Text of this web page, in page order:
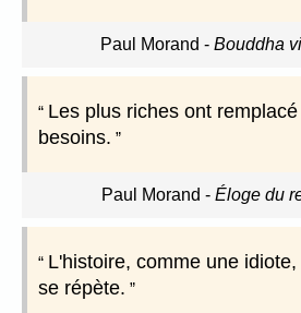
Paul Morand - Bouddha
Les plus riches ont
besoins.
Paul Morand - Éloge du
L'histoire, comme une
se répète.